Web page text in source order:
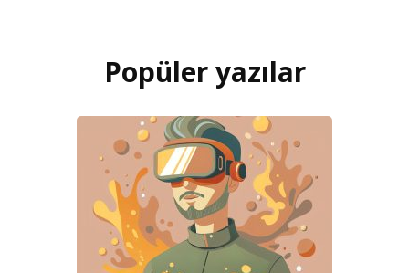
Popüler yazılar